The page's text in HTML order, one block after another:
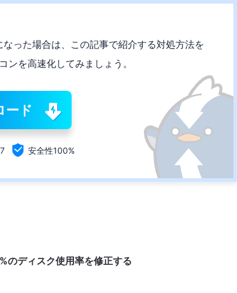
った場合は、この記事で紹介する対処方法を
を高速化してみましょう。
ード
 安全性100%
のディスク使用率を修正する